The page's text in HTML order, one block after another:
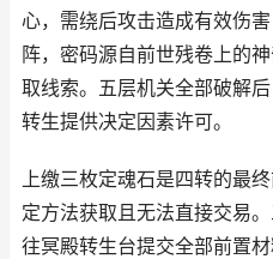
心，需绕后攻击造成有效伤
阵，密码源自前世残卷上的
取线索。五层机关全部破解
转生提供决定因素许可。
上缴三枚定魂石是四转的最
定方法获取且无法直接交易
往冥殿转生台提交全部前置